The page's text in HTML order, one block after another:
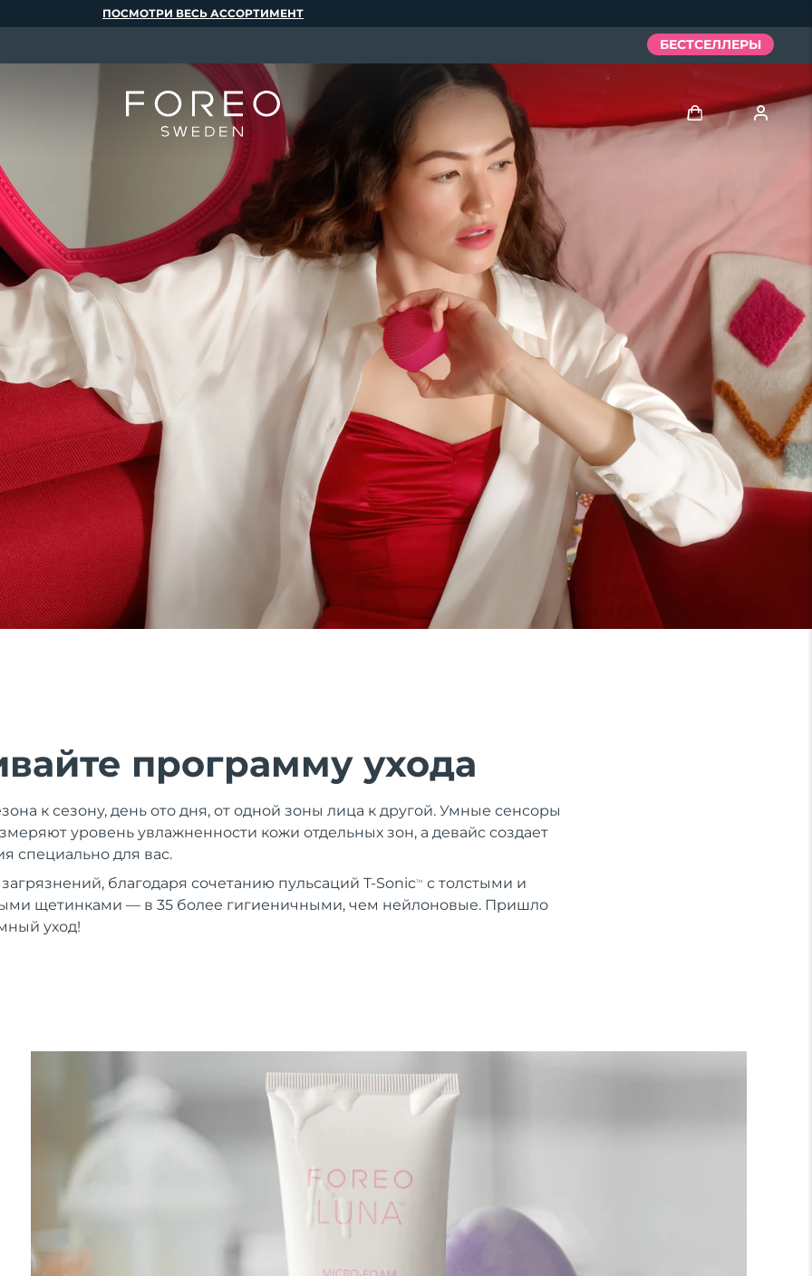
программу ухода
к сезону, день ото дня, от одной зоны лица к другой. Умные сенсоры
уровень увлажненности кожи отдельных зон, а девайс создает
специально для вас.
благодаря сочетанию пульсаций T-SonicTM
с толстыми и
щетинками — в 35 более гигиеничными, чем нейлоновые. Пришло
уход!
ПОСМОТРИ ВЕСЬ АССОРТИМЕНТ
БЕСТСЕЛЛЕРЫ
Профиль пользователя
Мои приборы
Мои заказы
Мои адреса
Мои подписки